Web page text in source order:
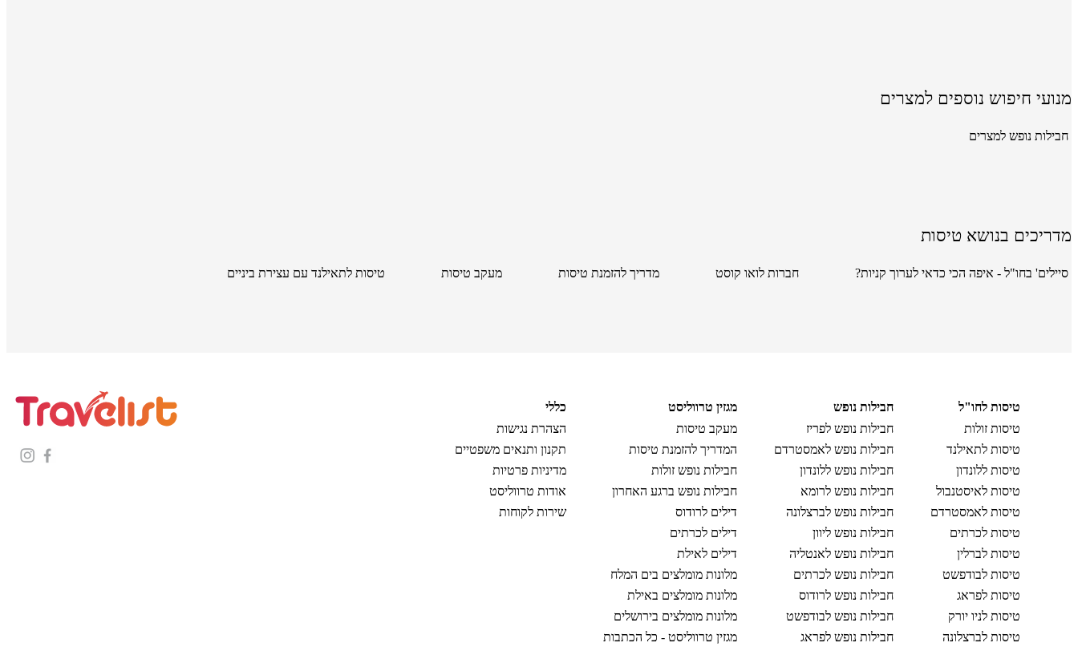
מנועי חיפוש נוספים למצרים
חבילות נופש למצרים
מדריכים בנושא טיסות
סיילים' בחו"ל - איפה הכי כדאי לערוך קניות? חברות לואו קוסט מדריך להזמנת טיסות מעקב טיסות טיסות לתאילנד עם עצירת ביניים
טיסות לחו"ל
טיסות זולות
טיסות לתאילנד
טיסות ללונדון
טיסות לאיסטנבול
טיסות לאמסטרדם
טיסות לכרתים
טיסות לברלין
טיסות לבודפשט
טיסות לפראג
טיסות לניו יורק
טיסות לברצלונה
חבילות נופש
חבילות נופש לפריז
חבילות נופש לאמסטרדם
חבילות נופש ללונדון
חבילות נופש לרומא
חבילות נופש לברצלונה
חבילות נופש ליוון
חבילות נופש לאנטליה
חבילות נופש לכרתים
חבילות נופש לרודוס
חבילות נופש לבודפשט
חבילות נופש לפראג
מגזין טרווליסט
מעקב טיסות
המדריך להזמנת טיסות
חבילות נופש זולות
חבילות נופש ברגע האחרון
דילים לרודוס
דילים לכרתים
דילים לאילת
מלונות מומלצים בים המלח
מלונות מומלצים באילת
מלונות מומלצים בירושלים
מגזין טרווליסט - כל הכתבות
כללי
הצהרת נגישות
תקנון ותנאים משפטיים
מדיניות פרטיות
אודות טרווליסט
שירות לקוחות